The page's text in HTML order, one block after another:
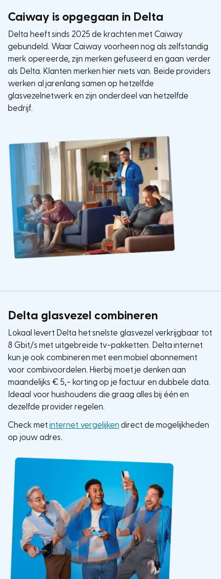
Caiway is opgegaan in Delta
Delta heeft sinds 2025 de krachten met Caiway
gebundeld. Waar Caiway voorheen nog als zelfstandig
merk opereerde, zijn merken gefuseerd en gaan verder
als Delta. Klanten merken hier niets van. Beide providers
werken al jarenlang samen op hetzelfde
glasvezelnetwerk en zijn onderdeel van hetzelfde
bedrijf.
Delta glasvezel combineren
Lokaal levert Delta het snelste glasvezel verkrijgbaar tot
8 Gbit/s met uitgebreide tv-pakketten. Delta internet
kun je ook combineren met een mobiel abonnement
voor combivoordelen. Hierbij moet je denken aan
maandelijks € 5,- korting op je factuur en dubbele data.
Ideaal voor huishoudens die graag alles bij één en
dezelfde provider regelen.
Check met internet vergelijken direct de mogelijkheden
op jouw adres.